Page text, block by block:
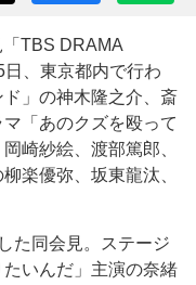
TBS DRAMA
、東京都内で行わ
」の神木隆之介、斎
「あのクズを殴って
崎紗絵、渡部篤郎、
楽優弥、坂東龍汰、
た同会見。ステージ
いんだ」主演の奈緒